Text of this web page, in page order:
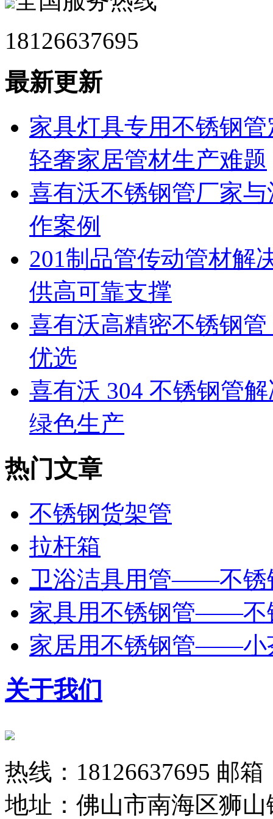
18126637695
最新更新
家具灯具专用不锈钢
轻奢家居管材生产难题
喜有沃不锈钢管厂家
作案例
201制品管传动管材解
供高可靠支撑
喜有沃高精密不锈钢
优选
喜有沃 304 不锈钢管
绿色生产
热门文章
不锈钢货架管
拉杆箱
卫浴洁具用管——不锈
家具用不锈钢管——不
家居用不锈钢管——小
关于我们
热线：18126637695 邮箱
地址：佛山市南海区狮